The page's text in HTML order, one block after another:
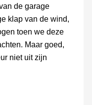
de garage
klap van de wind,
toen we deze
Maar goed,
niet uit zijn